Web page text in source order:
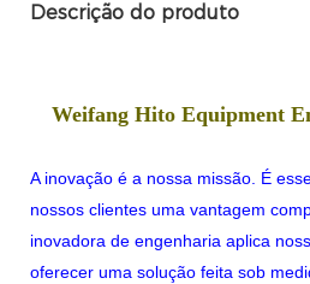
Descrição do produto
Weifang Hito Equipment
A inovação é a nossa missão. É
nossos clientes uma vantagem
inovadora de engenharia aplica
oferecer uma solução feita sob